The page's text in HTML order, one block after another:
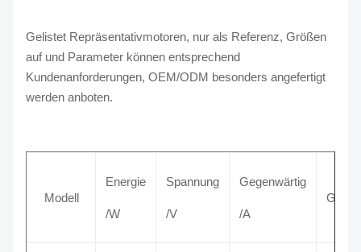
Gelistet Repräsentativmotoren, nur als Referenz, Größen
auf und Parameter können entsprechend
Kundenanforderungen, OEM/ODM besonders angefertigt
werden anboten.
Modell
Energie
/W
Spannung
/V
Gegenwärtig
/A